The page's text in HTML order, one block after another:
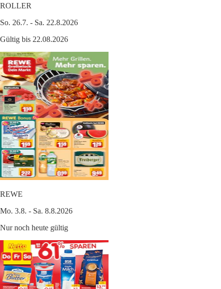
ROLLER
So. 26.7. - Sa. 22.8.2026
Gültig bis 22.08.2026
REWE
Mo. 3.8. - Sa. 8.8.2026
Nur noch heute gültig